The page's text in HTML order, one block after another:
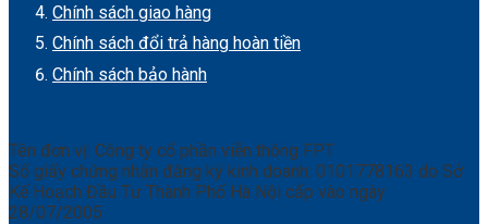
Chính sách giao hàng
Chính sách đổi trả hàng hoàn tiền
Chính sách bảo hành
Tên đơn vị: Công ty cổ phần viễn thông FPT
Số giấy chứng nhận đăng ký kinh doanh: 0101778163 do Sở
Kế Hoạch Đầu Tư Thành Phố Hà Nội cấp vào ngày
28/07/2005